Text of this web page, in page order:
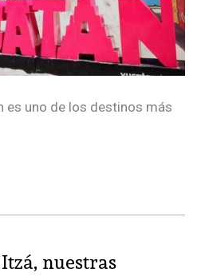
es uno de los destinos más
nuestras